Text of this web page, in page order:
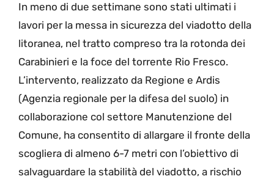
In meno di due settimane sono stati ultimati i
lavori per la messa in sicurezza del viadotto della
litoranea, nel tratto compreso tra la rotonda dei
Carabinieri e la foce del torrente Rio Fresco.
L’intervento, realizzato da Regione e Ardis
(Agenzia regionale per la difesa del suolo) in
collaborazione col settore Manutenzione del
Comune, ha consentito di allargare il fronte della
scogliera di almeno 6-7 metri con l’obiettivo di
salvaguardare la stabilità del viadotto, a rischio